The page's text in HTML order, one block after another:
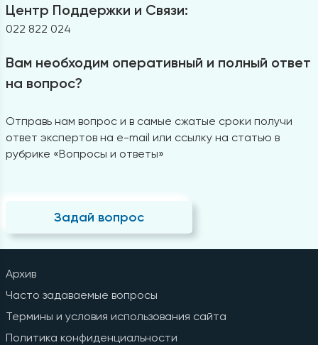
Центр Поддержки и Связи:
022 822 024
Вам необходим оперативный и полный ответ
на вопрос?
Отправь нам вопрос и в самые сжатые сроки получи
ответ экспертов на e-mail или ссылку на статью в
рубрике «Вопросы и ответы»
Задай вопрос
Архив
Часто задаваемые вопросы
Термины и условия использования сайта
Политика конфиденциальности